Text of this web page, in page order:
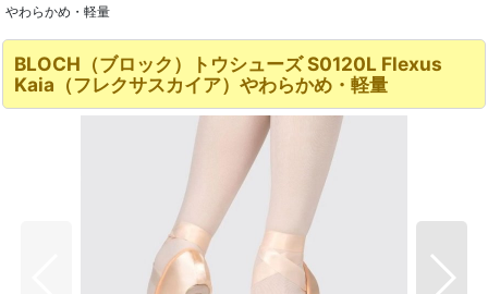
やわらかめ・軽量
BLOCH（ブロック）トウシューズ S0120L Flexus
Kaia（フレクサスカイア）やわらかめ・軽量